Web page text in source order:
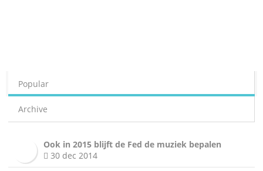
Popular
Archive
Ook in 2015 blijft de Fed de muziek bepalen
30 dec 2014